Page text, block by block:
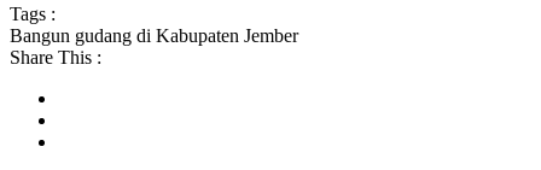
Tags :
Bangun gudang di Kabupaten Jember
Share This :